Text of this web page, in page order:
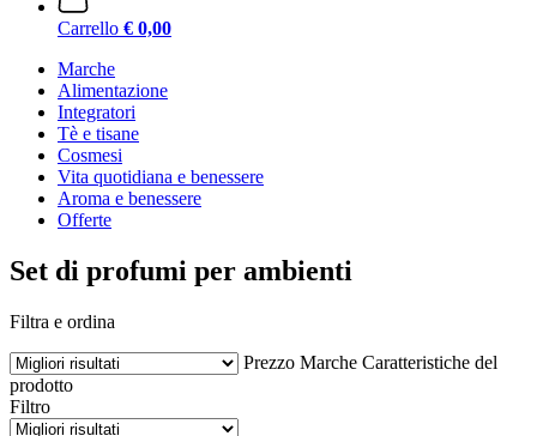
Carrello € 0,00
Marche
Alimentazione
Integratori
Tè e tisane
Cosmesi
Vita quotidiana e benessere
Aroma e benessere
Offerte
Set di profumi per ambienti
Filtra e ordina
Prezzo Marche Caratteristiche del
prodotto
Filtro